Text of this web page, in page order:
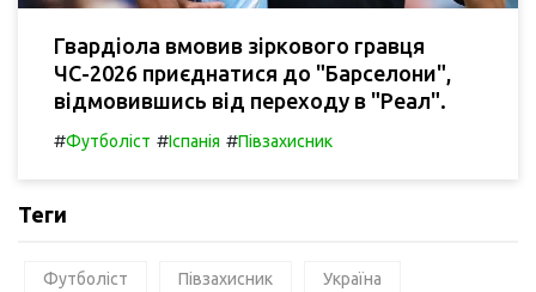
Гвардіола вмовив зіркового гравця
ЧС-2026 приєднатися до "Барселони",
відмовившись від переходу в "Реал".
#Футболіст #Іспанія #Півзахисник
Теги
Футболіст Півзахисник Україна